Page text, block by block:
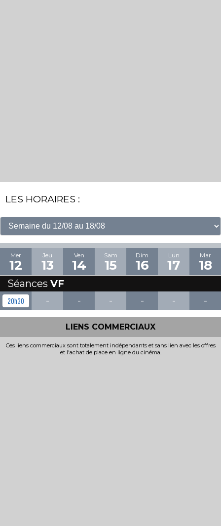
LES HORAIRES :
Mer
12
Jeu
13
Ven
14
Sam
15
Dim
16
Lun
17
Mar
18
Séances VF
20h30 - - - - - -
LIENS COMMERCIAUX
Ces liens commerciaux sont totalement indépendants et sans lien avec les offres
et l'achat de place en ligne du cinéma.